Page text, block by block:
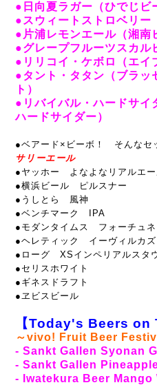
●日向夏ラガー（ひでじビ
●スウィートストロベリー
●片浦レモンエール（湘南
●グレープフルーツスカル
●リリコイ・ケボロ（エイ
●タント・タタン（ブラッ
ト）
●リバイバル・ハードサイ
ハードサイダー）
●ベアード×ビーボ！ そんなセ
サリーエール
●ヤッホー よなよなリアルエー
●横浜ビール ピルスナー
●うしとら 風神
●ベンチマーク IPA
●モダンタイムス フォーチュネ
●ヘレティック イーヴィルカ
●ローグ XSインペリアルスタ
●セリスホワイト
●ギネスドラフト
●ヱビスビール
【Today's Beers on
～vivo! Fruit Beer
- Sankt Gallen Syonan
- Sankt Gallen
- Iwatekura Beer Mango